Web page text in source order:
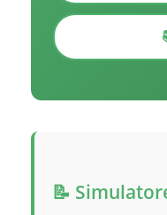
📝